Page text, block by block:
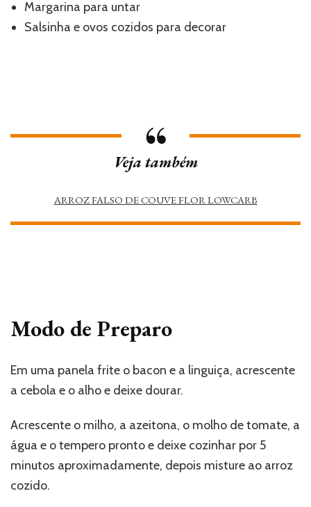
Margarina para untar
Salsinha e ovos cozidos para decorar
Veja também
ARROZ FALSO DE COUVE FLOR LOWCARB
Modo de Preparo
Em uma panela frite o bacon e a linguiça, acrescente
a cebola e o alho e deixe dourar.
Acrescente o milho, a azeitona, o molho de tomate, a
água e o tempero pronto e deixe cozinhar por 5
minutos aproximadamente, depois misture ao arroz
cozido.